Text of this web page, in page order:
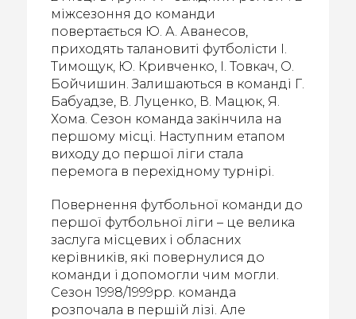
міжсезоння до команди
повертається Ю. А. Аванесов,
приходять талановиті футболісти І.
Тимощук, Ю. Кривченко, І. Товкач, О.
Бойчишин. Залишаються в команді Г.
Бабуадзе, В. Луценко, В. Мацюк, Я.
Хома. Сезон команда закінчила на
першому місці. Наступним етапом
виходу до першої ліги стала
перемога в перехідному турнірі.
Повернення футбольної команди до
першої футбольної ліги – це велика
заслуга місцевих і обласних
керівників, які повернулися до
команди і допомогли чим могли.
Сезон 1998/1999рр. команда
розпочала в першій лізі. Але